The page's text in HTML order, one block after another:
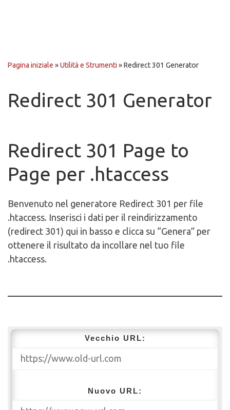
Pagina iniziale »Utilità e Strumenti »Redirect 301 Generator
Redirect 301 Generator
Redirect 301 Page to
Page per .htaccess
Benvenuto nel generatore Redirect 301 per file
.htaccess. Inserisci i dati per il reindirizzamento
(redirect 301) qui in basso e clicca su “Genera” per
ottenere il risultato da incollare nel tuo file
.htaccess.
Vecchio URL:
Nuovo URL: